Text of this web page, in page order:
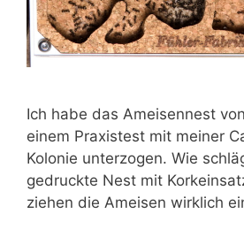
Ich habe das Ameisennest
einem Praxistest mit meiner
Kolonie unterzogen. Wie
gedruckte Nest mit
ziehen die Ameisen wirklich